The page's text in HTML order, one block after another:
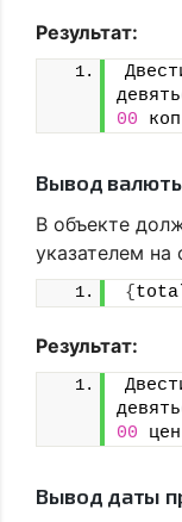
Результат:
00
Вывод
В объекте
указателем на
{
Результат:
00
Вывод даты